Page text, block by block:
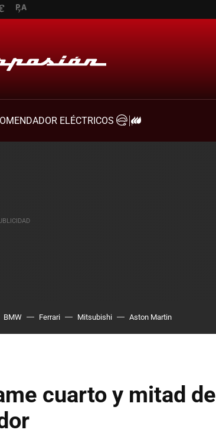
ELÉCTRICOS
BMW Ferrari Mitsubishi Aston Martin
cuarto y mitad de